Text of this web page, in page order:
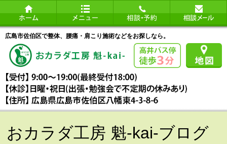
広島市佐伯区で整体、腰痛・肩こり施術などをお探しなら。
おカラダ工房 魁-kai-ブログ